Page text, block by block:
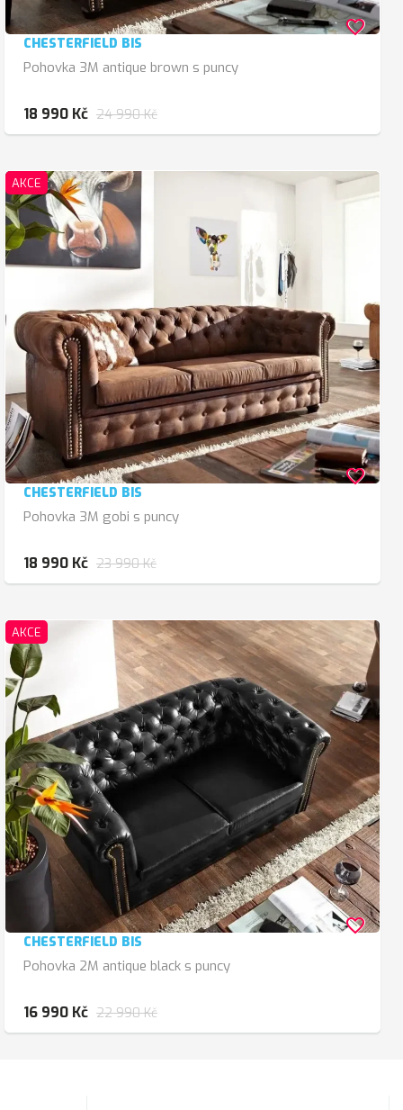
CHESTERFIELD BIS
Pohovka 3M antique brown s puncy
18 990 Kč 24 990 Kč
favorite_border
AKCE
CHESTERFIELD BIS
Pohovka 3M gobi s puncy
18 990 Kč 23 990 Kč
favorite_border
AKCE
CHESTERFIELD BIS
Pohovka 2M antique black s puncy
16 990 Kč 22 990 Kč
favorite_border